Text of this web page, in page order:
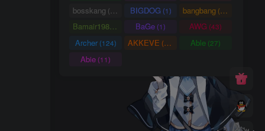
bosskang (85) BIGDOG(1) bangbang (22)
Bamair1984(15) BaGe (1) AWG (43)
Archer(124) AKKEVE (114) Able (27)
Abie (11)